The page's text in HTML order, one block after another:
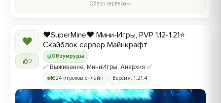
Обзор сервера
❤
0
0 Изумруды
❤️SuperMine❤️ Мини-Игры, PVP 1.12-1.21⭐
Скайблок сервер Майнкрафт
✅ Выживание, МиниИгры, Анархия ✅
1624 игроков онлайн Версия: 1.21.4